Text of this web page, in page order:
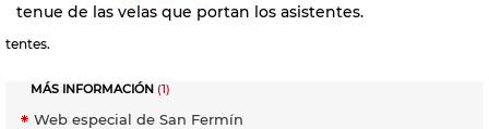
tenue de las velas que portan los asistentes.
tentes.
MÁS INFORMACIÓN (1)
Web especial de San Fermín